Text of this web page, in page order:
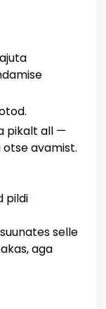
pikalt all —
otse avamist.
pildi
selle
aga